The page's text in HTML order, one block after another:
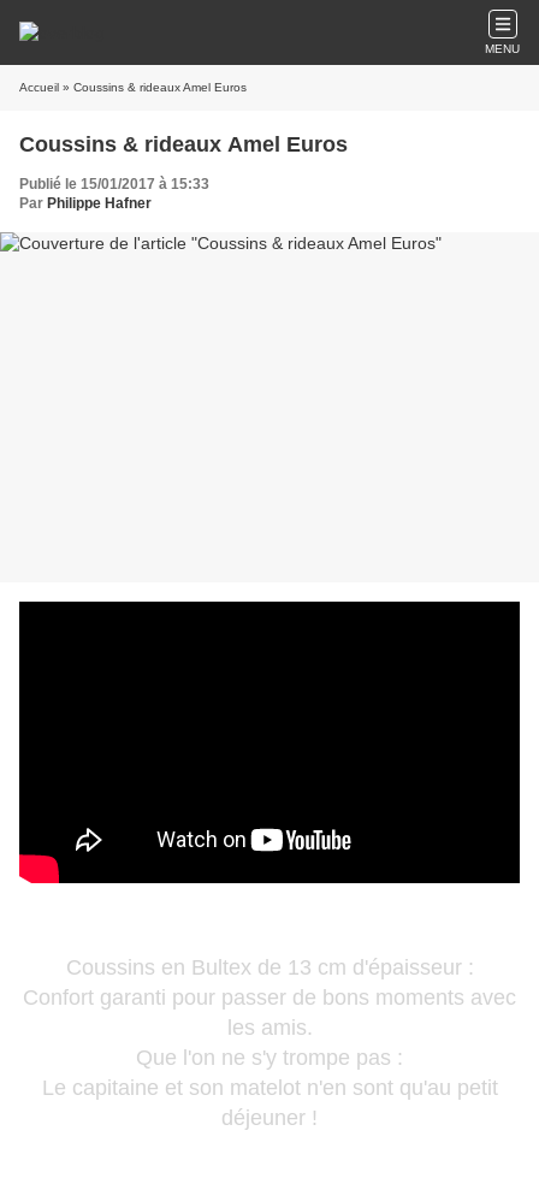
MENU
Accueil » Coussins & rideaux Amel Euros
Coussins & rideaux Amel Euros
Publié le 15/01/2017 à 15:33
Par Philippe Hafner
Coussins en Bultex de 13 cm d'épaisseur :
Confort garanti pour passer de bons moments avec
les amis.
Que l'on ne s'y trompe pas :
Le capitaine et son matelot n'en sont qu'au petit
déjeuner !